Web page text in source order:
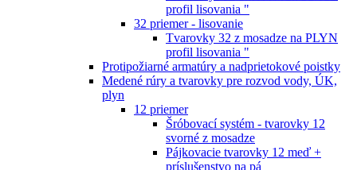
profil lisovania "
32 priemer - lisovanie
Tvarovky 32 z mosadze na PLYN
profil lisovania "
Protipožiarné armatúry a nadprietokové poistky
Medené rúry a tvarovky pre rozvod vody, ÚK,
plyn
12 priemer
Šróbovací systém - tvarovky 12
svorné z mosadze
Pájkovacie tvarovky 12 meď +
príslušenstvo na pá